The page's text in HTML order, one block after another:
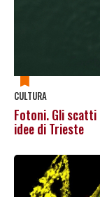
CULTURA
Fotoni. Gli scatti
idee di Trieste